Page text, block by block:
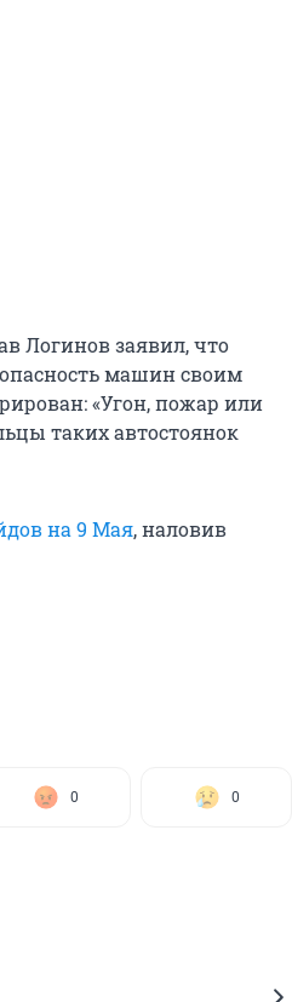
Логинов заявил, что
машин своим
«Угон, пожар или
таких автостоянок
на 9 Мая, наловив
0 0